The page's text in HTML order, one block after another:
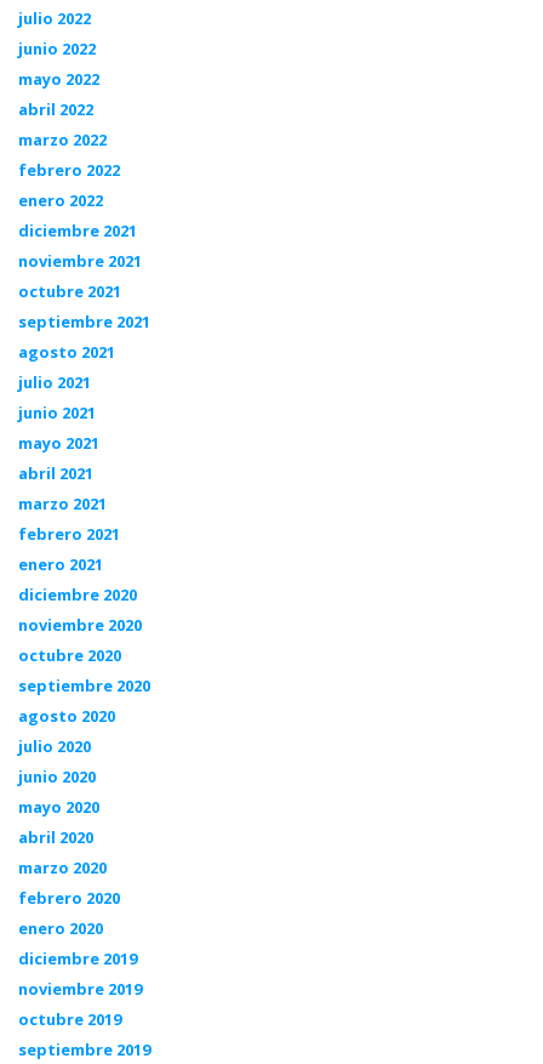
julio 2022
junio 2022
mayo 2022
abril 2022
marzo 2022
febrero 2022
enero 2022
diciembre 2021
noviembre 2021
octubre 2021
septiembre 2021
agosto 2021
julio 2021
junio 2021
mayo 2021
abril 2021
marzo 2021
febrero 2021
enero 2021
diciembre 2020
noviembre 2020
octubre 2020
septiembre 2020
agosto 2020
julio 2020
junio 2020
mayo 2020
abril 2020
marzo 2020
febrero 2020
enero 2020
diciembre 2019
noviembre 2019
octubre 2019
septiembre 2019